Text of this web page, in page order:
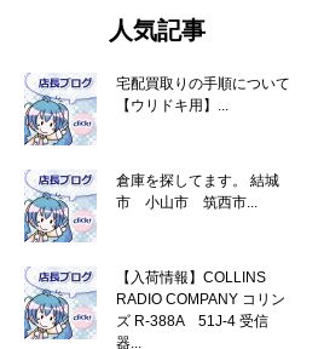
人気記事
宅配買取りの手順について
【ウリドキ用】...
倉庫を探してます。 結城
市 小山市 筑西市...
【入荷情報】COLLINS
RADIO COMPANY コリン
ズ R-388A 51J-4 受信
器...